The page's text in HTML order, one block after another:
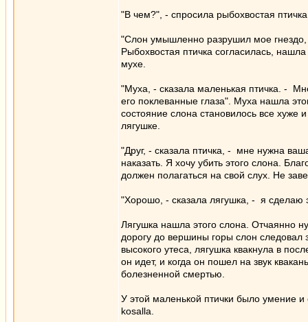
"В чем?", - спросила рыбохвостая
"Слон умышленно разрушил мое гнездо,
Рыбохвостая птичка согласилась,
мухе.
"Муха, - сказала маленькая птичка. -
его поклеванные глаза". Муха нашла
состояние слона становилось все хуже
лягушке.
"Друг, - сказала птичка, - мне нужна
наказать. Я хочу убить этого слона.
должен полагаться на свой слух. Не
"Хорошо, - сказала лягушка, - я сделаю
Лягушка нашла этого слона. Отчаянно
дорогу до вершины горы слон следовал
высокого утеса, лягушка квакнула в
он идет, и когда он пошел на звук
болезненной смертью.
У этой маленькой птички было умение и
kosalla.